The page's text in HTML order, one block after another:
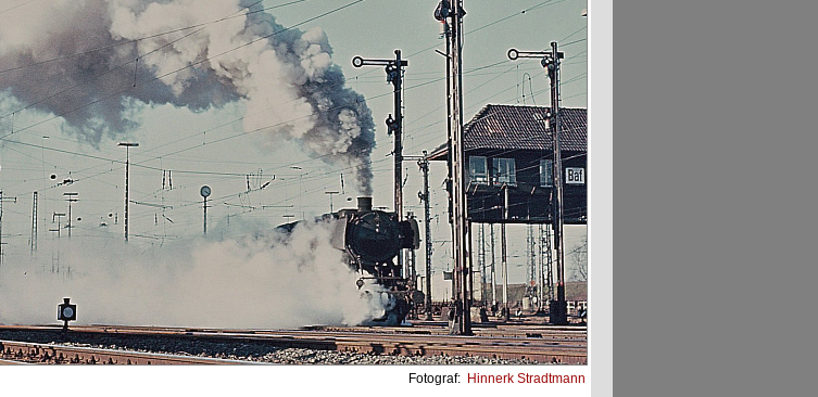
Fotograf: Hinnerk Stradtmann